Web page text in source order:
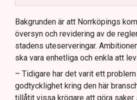
Kommunen vill skapa enhetliga
uteserveringar.
Lindas Kula ställer in
sommaren.
Bakgrunden är att Norrköpings
översyn och revidering av de
stadens uteserveringar.
ska vara enhetliga och enkla att
– Tidigare har det varit ett
godtycklighet kring den här
tillåtit vissa krögare att göra saker